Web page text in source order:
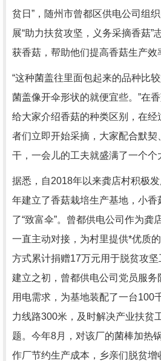
贫日”，随州市曾都区供电公司组
展“助力扶贫攻坚，义务采摘香菇”
获香菇，帮助他们提高香菇生产效
“这种菌盖往里面包起来的品种比
菌盖像开伞形状的就便宜些。”在
给大家介绍香菇的种类区别，在经
者们立即开始采摘，大家配合默契
干，一会儿的工夫就盛满了一个个
据悉，自2018年以来龚店村积极发
年建立了香菇栽培生产基地，小香
了“致富伞”。曾都供电公司作为龚
一直主动对接，为村里提供*优质
方式累计捐赠17万元用于脱贫攻
建立之初，曾都供电公司党员服
用电需求，为基地装配了一台100
力线路300米，及时解决产业扶贫
题。今年8月，对该厂的菌棒加热
作厂节约生产成本，乡亲们脱贫增